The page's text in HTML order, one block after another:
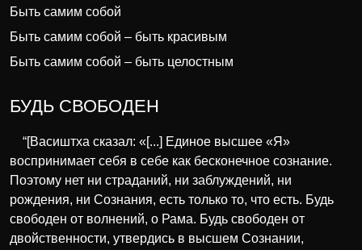
Быть самим собой
Быть самим собой – быть красивым
Быть самим собой – быть целостным
БУДЬ СВОБОДЕН
“[Васиштха сказал: «[...] Единое высшее «Я»
воспринимает себя в себе как бесконечное сознание.
Поэтому нет ни страданий, ни заблуждений, ни
рождения, ни Сознания, есть только то, что есть. Будь
свободен от волнений, о Рама. Будь свободен от
двойственности, утвердись в высшем Сознании,